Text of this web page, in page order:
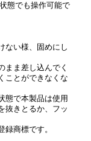
態でも操作可能で
ない様、固めにし
まま差し込んでく
ことができなくな
態で本製品は使用
抜きとるか、フッ
商標です。